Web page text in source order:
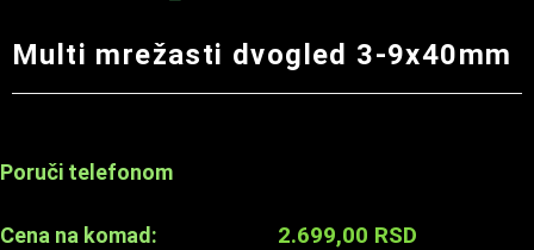
Multi mrežasti dvogled 3-9x40mm
Poruči telefonom
Cena na komad: 2.699,00 RSD